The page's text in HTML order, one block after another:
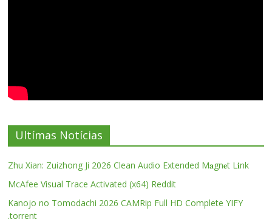
Ultímas Notícias
Zhu Xian: Zuizhong Ji 2026 Clean Audio Extended M𝐚gn𝐞t L𝐢nk
McAfee Visual Trace Activated (x64) Reddit
Kanojo no Tomodachi 2026 CAMRip Full HD Complete YIFY
.torrent